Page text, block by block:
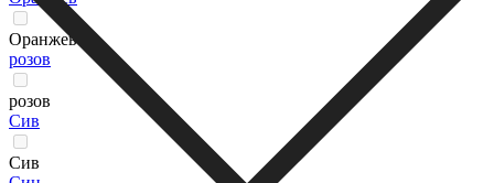
Оранжев
розов
розов
Сив
Сив